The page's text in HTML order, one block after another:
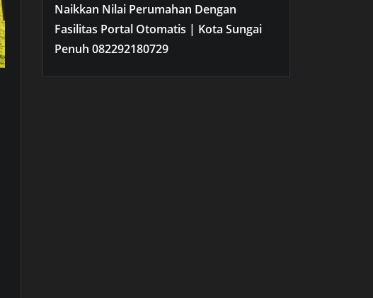
Naikkan Nilai Perumahan Dengan
Fasilitas Portal Otomatis | Kota Sungai
Penuh 082292180729